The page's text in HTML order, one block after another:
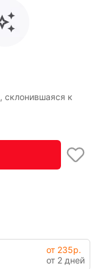
склонившаяся к
от 235р.
от 2 дней